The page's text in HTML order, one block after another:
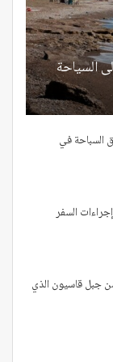
السياحة
السباحة في
الدخول إلى سوريا 2025: إجراءات السفر
جبل قاسيون الذي